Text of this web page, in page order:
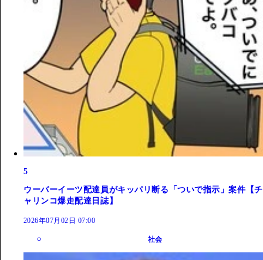
5
ウーバーイーツ配達員がキッパリ断る「ついで指示」案件【チ
ャリンコ爆走配達日誌】
2026年07月02日 07:00
社会